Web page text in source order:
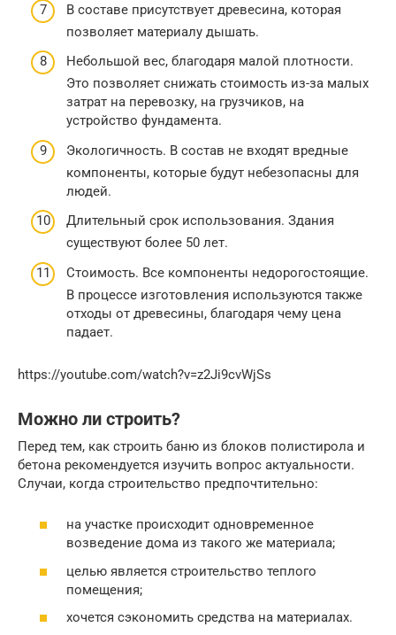
В составе присутствует древесина, которая
позволяет материалу дышать.
Небольшой вес, благодаря малой плотности.
Это позволяет снижать стоимость из-за малых
затрат на перевозку, на грузчиков, на
устройство фундамента.
Экологичность. В состав не входят вредные
компоненты, которые будут небезопасны для
людей.
Длительный срок использования. Здания
существуют более 50 лет.
Стоимость. Все компоненты недорогостоящие.
В процессе изготовления используются также
отходы от древесины, благодаря чему цена
падает.
https://youtube.com/watch?v=z2Ji9cvWjSs
Можно ли строить?
Перед тем, как строить баню из блоков полистирола и
бетона рекомендуется изучить вопрос актуальности.
Случаи, когда строительство предпочтительно:
на участке происходит одновременное
возведение дома из такого же материала;
целью является строительство теплого
помещения;
хочется сэкономить средства на материалах.